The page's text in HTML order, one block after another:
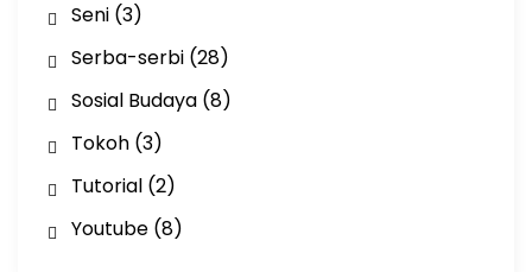
Seni(3)
Serba-serbi(28)
Sosial Budaya(8)
Tokoh(3)
Tutorial(2)
Youtube(8)